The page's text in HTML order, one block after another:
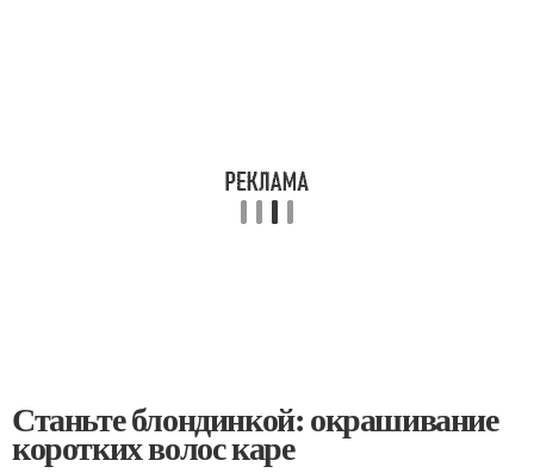
Станьте блондинкой: окрашивание
коротких волос каре